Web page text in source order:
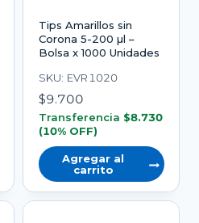
Tips Amarillos sin
Corona 5-200 µl –
Bolsa x 1000 Unidades
SKU: EVR1020
$9.700
Transferencia $8.730
(10% OFF)
Agregar al
carrito